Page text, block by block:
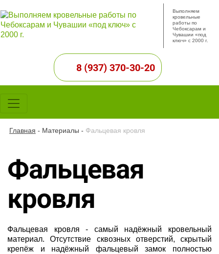
Выполняем
кровельные
работы по
Чебоксарам и
Чувашии «под
ключ» с 2000 г.
8 (937) 370-30-20
Главная - Материалы - Фальцевая кровля
Фальцевая
кровля
Фальцевая кровля - самый надёжный кровельный
материал. Отсутствие сквозных отверстий, скрытый
крепёж и надёжный фальцевый замок полностью